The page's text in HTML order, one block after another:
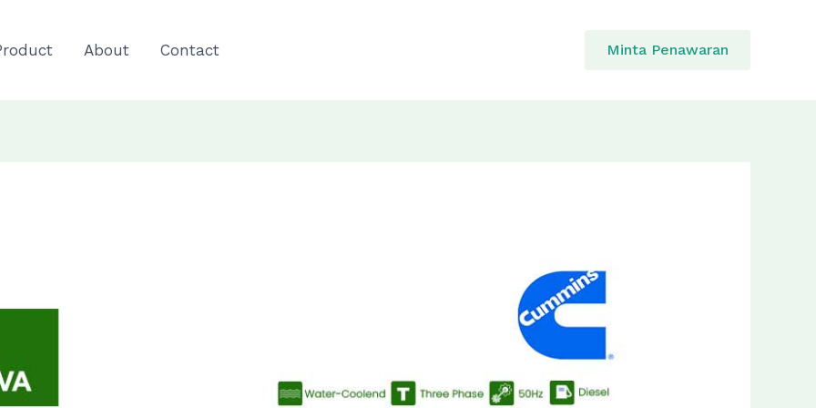
About Contact Minta Penawaran